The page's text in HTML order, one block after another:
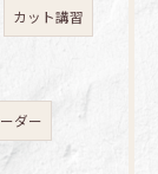
カット講習
ダー